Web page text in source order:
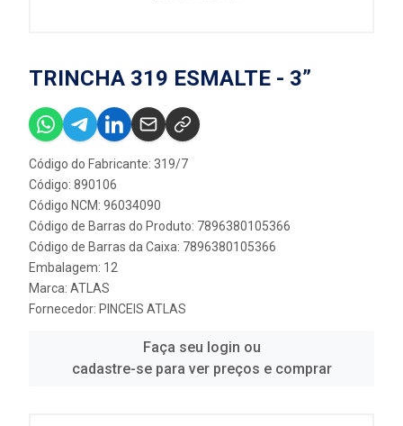
TRINCHA 319 ESMALTE - 3”
Código do Fabricante: 319/7
Código: 890106
Código NCM: 96034090
Código de Barras do Produto: 7896380105366
Código de Barras da Caixa: 7896380105366
Embalagem: 12
Marca: ATLAS
Fornecedor: PINCEIS ATLAS
Faça seu login ou
cadastre-se para ver preços e comprar